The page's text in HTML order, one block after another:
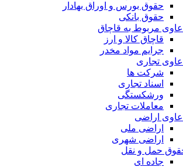
حقوق بورس و اوراق بهادار
حقوق بانکی
مربوط به قاچاق
قاچاق کالا و ارز
جرایم مواد مخدر
تجاری
شرکت ها
اسناد تجاری
ورشکستگی
معاملات تجاری
اراضی
اراضی ملی
اراضی شهری
حمل و نقل
جاده ای